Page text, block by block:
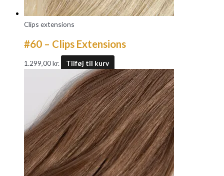
Clips extensions
#60 – Clips Extensions
1.299,00kr. Tilføj til kurv